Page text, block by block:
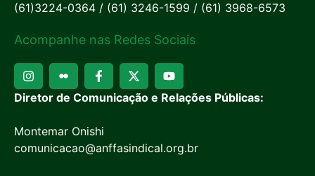
(61)3224-0364 / (61) 3246-1599 / (61) 3968-6573
Acompanhe nas Redes Sociais
Diretor de Comunicação e Relações Públicas:
Montemar Onishi
comunicacao@anffasindical.org.br